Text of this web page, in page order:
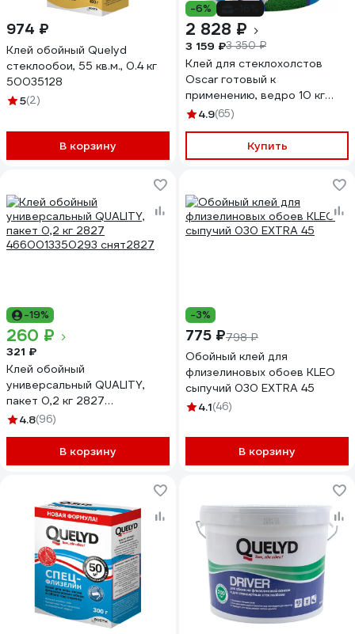
974 ₽
Клей обойный Quelyd
стеклообои, 55 кв.м., 0.4 кг
50035128
5(2)
В корзину
-6%
2 828 ₽
3 159 ₽3 350 ₽
Клей для стеклохолстов
Oscar готовый к
применению, ведро 10 кг
GOs10
4.9(65)
Купить
-19%
260 ₽
321 ₽
Клей обойный
универсальный QUALITY,
пакет 0,2 кг 2827
4660013350293 снят2827
4.8(96)
В корзину
-3%
775 ₽798 ₽
Обойный клей для
флизелиновых обоев KLEO
сыпучий 030 EXTRA 45
4.1(46)
В корзину